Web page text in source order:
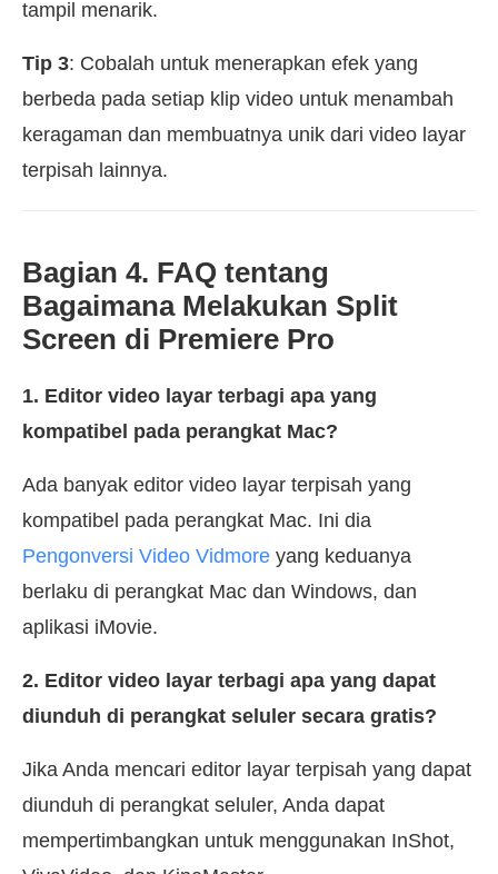
tampil menarik.
Tip 3: Cobalah untuk menerapkan efek yang
berbeda pada setiap klip video untuk menambah
keragaman dan membuatnya unik dari video layar
terpisah lainnya.
Bagian 4. FAQ tentang
Bagaimana Melakukan Split
Screen di Premiere Pro
1. Editor video layar terbagi apa yang
kompatibel pada perangkat Mac?
Ada banyak editor video layar terpisah yang
kompatibel pada perangkat Mac. Ini dia
Pengonversi Video Vidmore yang keduanya
berlaku di perangkat Mac dan Windows, dan
aplikasi iMovie.
2. Editor video layar terbagi apa yang dapat
diunduh di perangkat seluler secara gratis?
Jika Anda mencari editor layar terpisah yang dapat
diunduh di perangkat seluler, Anda dapat
mempertimbangkan untuk menggunakan InShot,